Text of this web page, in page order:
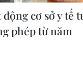
cơ sở y tế
phép từ năm